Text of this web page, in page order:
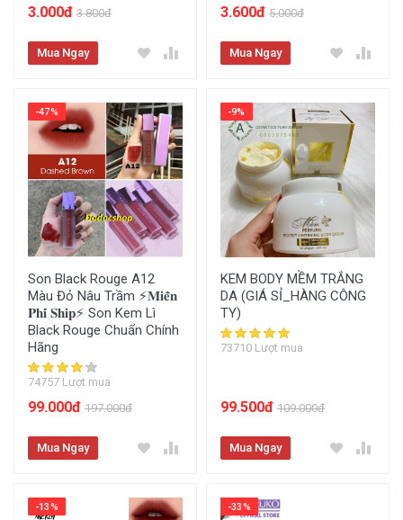
3.000đ 3.800đ
Mua Ngay
3.600đ 5.000đ
Mua Ngay
-47%
Son Black Rouge A12
Màu Đỏ Nâu Trầm ⚡️𝐌𝐢𝐞̂̃𝐧
𝐏𝐡𝐢́ 𝐒𝐡𝐢𝐩⚡️ Son Kem Lì
Black Rouge Chuẩn Chính
Hãng
74757 Lượt mua
99.000đ 197.000đ
Mua Ngay
-9%
KEM BODY MỀM TRẮNG
DA (GIÁ SỈ_HÀNG CÔNG
TY)
73710 Lượt mua
99.500đ 109.000đ
Mua Ngay
-13% -33%